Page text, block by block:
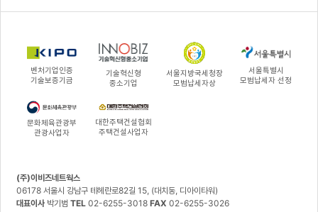
벤처기업인증
기술보증기금
기술혁신형
중소기업
서울지방국세청장
모범납세자상
서울특별시
모범납세자 선정
문화체육관광부
관광사업자
대한주택건설협회
주택건설사업자
(주)이비즈네트웍스
06178 서울시 강남구 테헤란로82길 15, (대치동, 디아이타워)
대표이사 박기범TEL 02-6255-3018FAX 02-6255-3026